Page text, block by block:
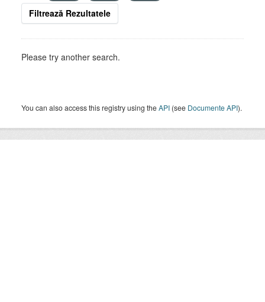
Filtrează Rezultatele
Please try another search.
You can also access this registry using theAPI (see Documente API).